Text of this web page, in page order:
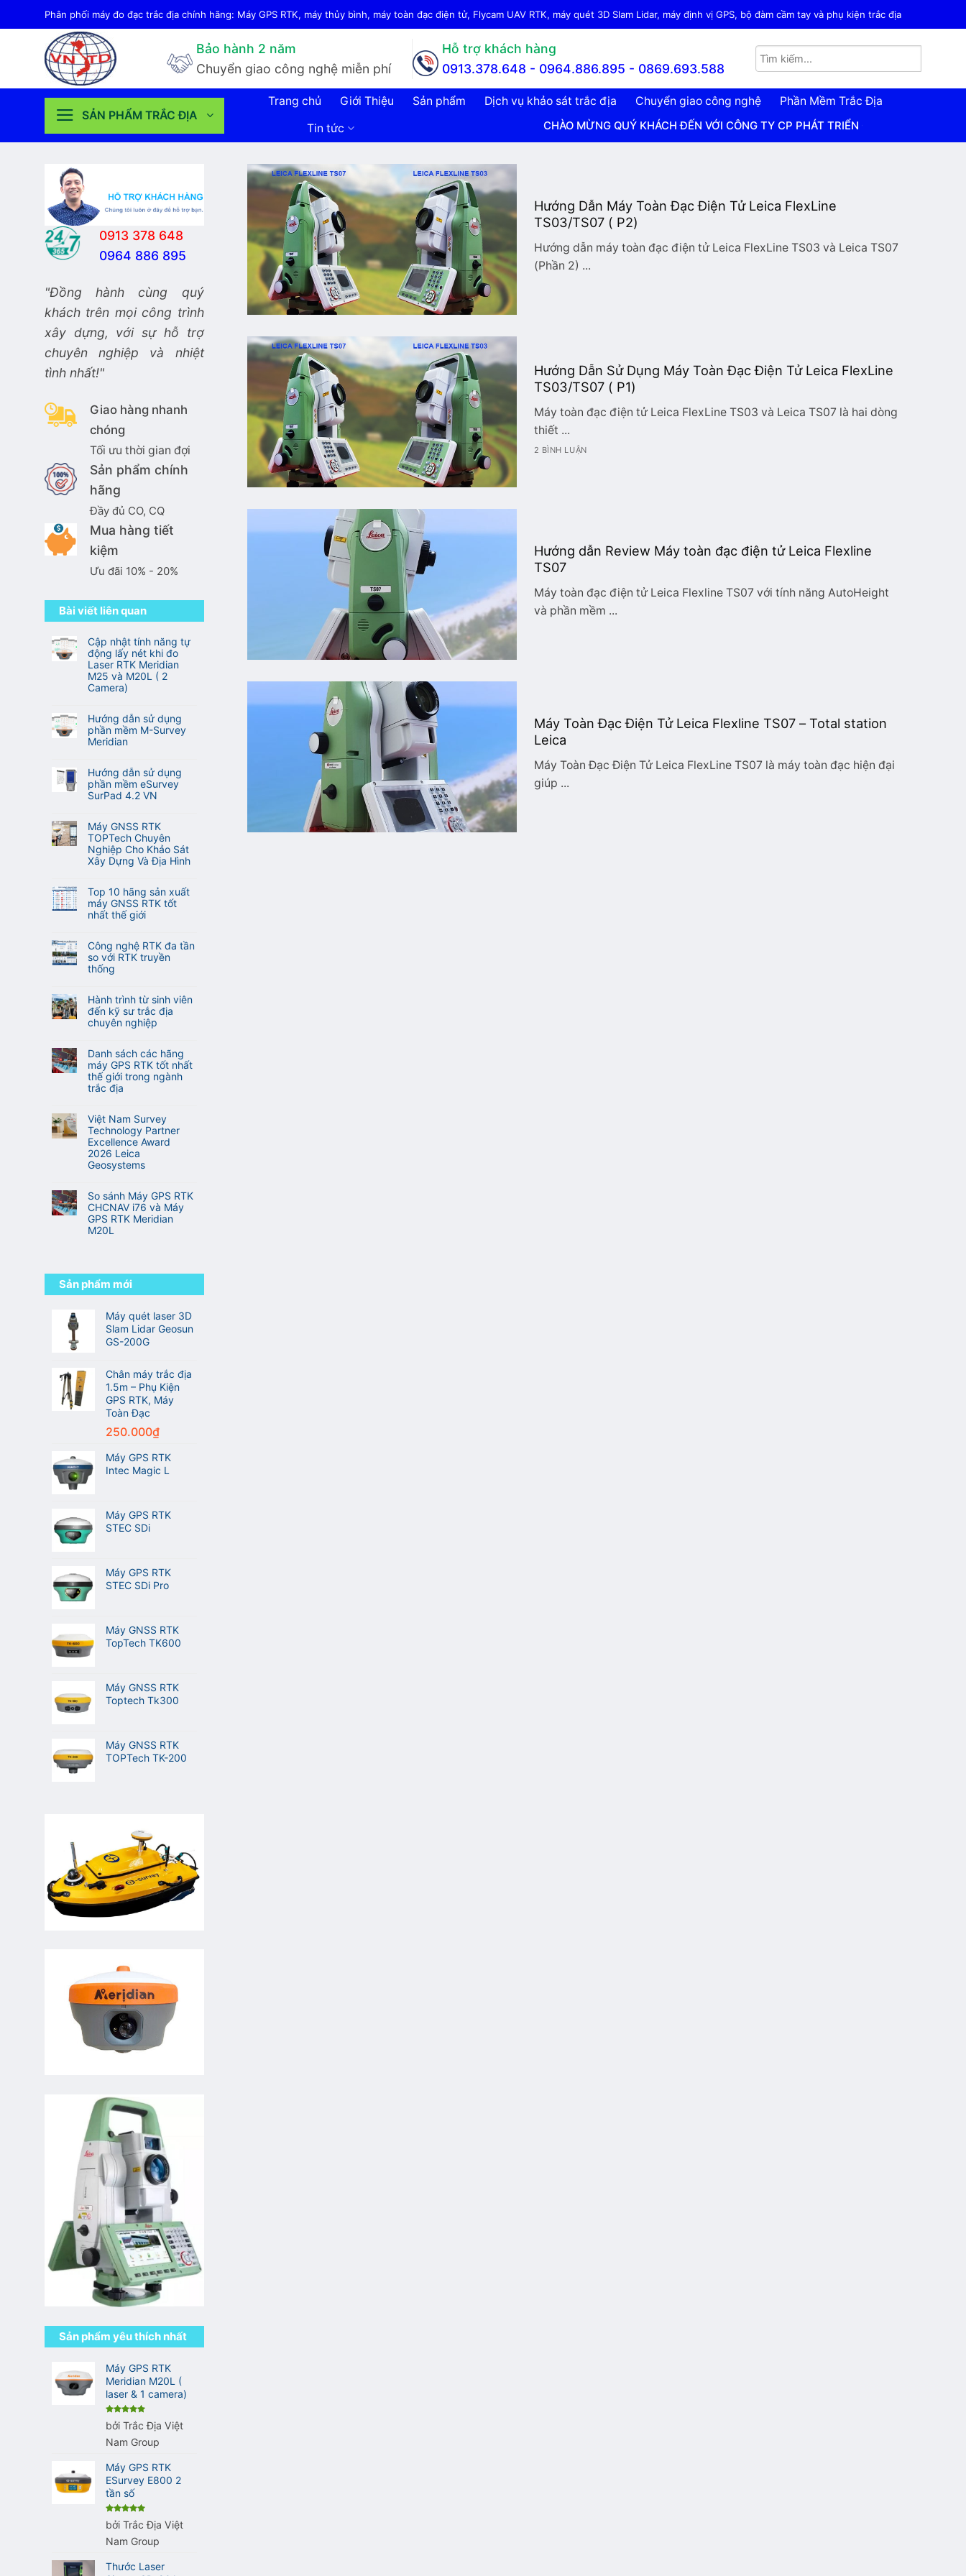
qua
Phân phối máy đo đạc trắc địa chính hãng: Máy GPS RTK, máy thủy bình, máy toàn đạc điện tử, Flycam UAV RTK, máy quét 3D Slam Lidar, máy định vị GPS, bộ đàm cầm tay và phụ kiện trắc địa
Bảo hành 2 năm
Chuyển giao công nghệ miễn phí
Hỗ trợ khách hàng
0913.378.648 - 0964.886.895 - 0869.693.588
SẢN PHẨM TRẮC ĐỊA
Trang chủ Giới Thiệu Sản phẩm Dịch vụ khảo sát trắc địa Chuyển giao công nghệ
Phần Mềm Trắc Địa
Tin tức
CHÀO MỪNG QUÝ KHÁCH ĐẾN VỚI CÔNG TY CP PHÁT TRIỂN CÔNG NGHỆ TRẮC ĐỊA VIỆT
0913 378 648
0964 886 895
"Đồng hành cùng quý
khách trên mọi công trình
xây dựng, với sự hỗ trợ
chuyên nghiệp và nhiệt
tình nhất!"
Giao hàng nhanh
chóng
Tối ưu thời gian đợi
Sản phẩm chính
hãng
Đầy đủ CO, CQ
Mua hàng tiết
kiệm
Ưu đãi 10% - 20%
Bài viết liên quan
Cập nhật tính năng tự
động lấy nét khi đo
Laser RTK Meridian
M25 và M20L ( 2
Camera)
có
bình
luận
ở
nhật
tính
năng
lấy
nét
khi
đo
RTK
Meridian
M25
và
(
2
Camera)
Hướng dẫn sử dụng
phần mềm M-Survey
Meridian
có
bình
luận
ở
dẫn
sử
dụng
phần
mềm
Survey
Meridian
Hướng dẫn sử dụng
phần mềm eSurvey
SurPad 4.2 VN
có
bình
luận
ở
Hướng
sử
dụng
phần
SurPad
4.2
VN
Máy GNSS RTK
TOPTech Chuyên
Nghiệp Cho Khảo Sát
Xây Dựng Và Địa Hình
có
bình
luận
ở
GNSS
RTK
TOPTech
Chuyên
Cho
Khảo
Sát
Dựng
Và
Địa
Hình
Top 10 hãng sản xuất
máy GNSS RTK tốt
nhất thế giới
có
bình
luận
ở
10
hãng
sản
xuất
GNSS
RTK
tốt
nhất
giới
Công nghệ RTK đa tần
so với RTK truyền
thống
có
bình
luận
ở
nghệ
RTK
đa
tần
RTK
truyền
thống
Hành trình từ sinh viên
đến kỹ sư trắc địa
chuyên nghiệp
có
bình
luận
ở
Hành
từ
sinh
viên
đến
kỹ
địa
chuyên
nghiệp
Danh sách các hãng
máy GPS RTK tốt nhất
thế giới trong ngành
trắc địa
có
bình
luận
ở
Danh
sách
hãng
máy
GPS
RTK
giới
trong
ngành
Việt Nam Survey
Technology Partner
Excellence Award
2026 Leica
Geosystems
có
bình
luận
ở
Việt
Technology
Partner
Excellence
2026
Leica
Geosystems
So sánh Máy GPS RTK
CHCNAV i76 và Máy
GPS RTK Meridian
M20L
luận
ở
sánh
Meridian
M20L
Sản phẩm mới
Máy quét laser 3D
Slam Lidar Geosun
GS-200G
Chân máy trắc địa
1.5m – Phụ Kiện
GPS RTK, Máy
Toàn Đạc
250.000₫
Máy GPS RTK
Intec Magic L
Máy GPS RTK
STEC SDi
Máy GPS RTK
STEC SDi Pro
Máy GNSS RTK
TopTech TK600
Máy GNSS RTK
Toptech Tk300
Máy GNSS RTK
TOPTech TK-200
Sản phẩm yêu thích nhất
Máy GPS RTK
Meridian M20L (
laser & 1 camera)
Được xếp
hạng55
sao
bởi Trắc Địa Việt
Nam Group
Máy GPS RTK
ESurvey E800 2
tần số
Được xếp
hạng55
sao
bởi Trắc Địa Việt
Nam Group
Thước Laser
Hướng Dẫn Máy Toàn Đạc Điện Tử Leica FlexLine
TS03/TS07 ( P2)
Hướng dẫn máy toàn đạc điện tử Leica FlexLine TS03 và Leica TS07
(Phần 2) ...
Hướng Dẫn Sử Dụng Máy Toàn Đạc Điện Tử Leica FlexLine
TS03/TS07 ( P1)
Máy toàn đạc điện tử Leica FlexLine TS03 và Leica TS07 là hai dòng
thiết ...
2 BÌNH LUẬN
Hướng dẫn Review Máy toàn đạc điện tử Leica Flexline
TS07
Máy toàn đạc điện tử Leica Flexline TS07 với tính năng AutoHeight
và phần mềm ...
Máy Toàn Đạc Điện Tử Leica Flexline TS07 – Total station
Leica
Máy Toàn Đạc Điện Tử Leica FlexLine TS07 là máy toàn đạc hiện đại
giúp ...